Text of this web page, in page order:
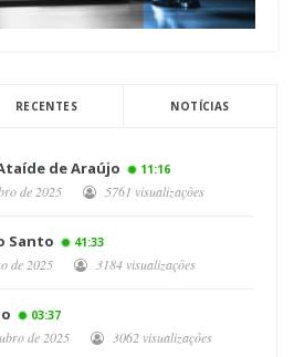
RECENTES NOTÍCIAS
de Araújo 11:16
de 2025 5761 visualizações
Santo 41:33
de 2025 3184 visualizações
03:37
de 2025 3062 visualizações